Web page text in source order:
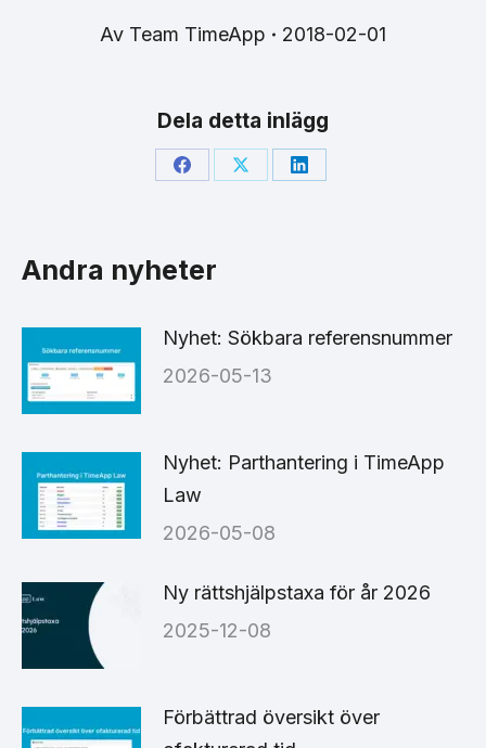
Av Team TimeApp 2018-02-01
Dela detta inlägg
Share Share Share
Andra nyheter
Nyhet: Sökbara referensnummer
2026-05-13
Nyhet: Parthantering i TimeApp
Law
2026-05-08
Ny rättshjälpstaxa för år 2026
2025-12-08
Förbättrad översikt över